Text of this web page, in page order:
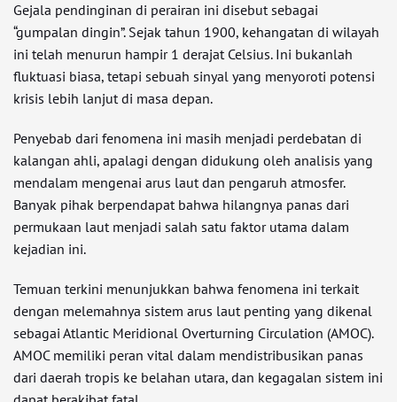
Gejala pendinginan di perairan ini disebut sebagai
“gumpalan dingin”. Sejak tahun 1900, kehangatan di wilayah
ini telah menurun hampir 1 derajat Celsius. Ini bukanlah
fluktuasi biasa, tetapi sebuah sinyal yang menyoroti potensi
krisis lebih lanjut di masa depan.
Penyebab dari fenomena ini masih menjadi perdebatan di
kalangan ahli, apalagi dengan didukung oleh analisis yang
mendalam mengenai arus laut dan pengaruh atmosfer.
Banyak pihak berpendapat bahwa hilangnya panas dari
permukaan laut menjadi salah satu faktor utama dalam
kejadian ini.
Temuan terkini menunjukkan bahwa fenomena ini terkait
dengan melemahnya sistem arus laut penting yang dikenal
sebagai Atlantic Meridional Overturning Circulation (AMOC).
AMOC memiliki peran vital dalam mendistribusikan panas
dari daerah tropis ke belahan utara, dan kegagalan sistem ini